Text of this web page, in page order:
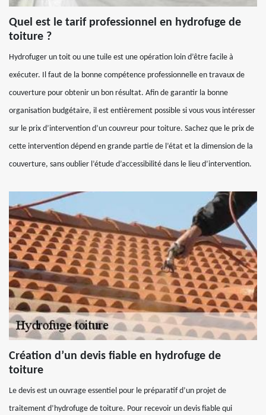
Quel est le tarif professionnel en hydrofuge de
toiture ?
Hydrofuger un toit ou une tuile est une opération loin d’être facile à
exécuter. Il faut de la bonne compétence professionnelle en travaux de
couverture pour obtenir un bon résultat. Afin de garantir la bonne
organisation budgétaire, il est entièrement possible si vous vous intéresser
sur le prix d’intervention d’un couvreur pour toiture. Sachez que le prix de
cette intervention dépend en grande partie de l’état et la dimension de la
couverture, sans oublier l’étude d’accessibilité dans le lieu d’intervention.
Création d’un devis fiable en hydrofuge de
toiture
Le devis est un ouvrage essentiel pour le préparatif d’un projet de
traitement d’hydrofuge de toiture. Pour recevoir un devis fiable qui